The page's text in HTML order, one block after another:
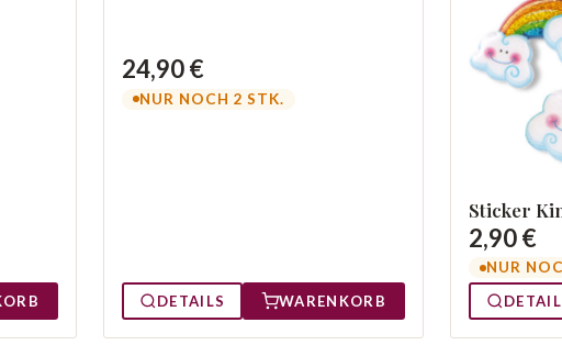
24,90 €
NUR NOCH 2 STK.
DETAILS WARENKORB
Sticker
2,90 €
NUR